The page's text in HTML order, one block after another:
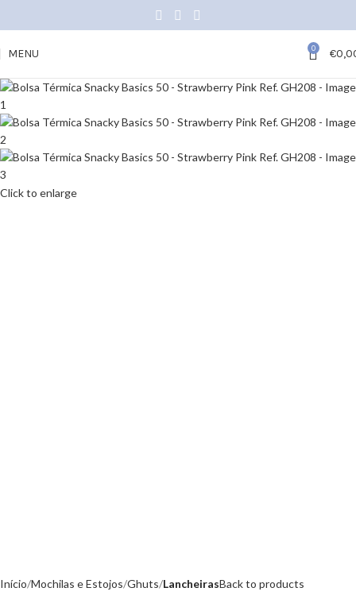
MENU 0 €
Click to enlarge
Início Mochilas e Estojos Ghuts LancheirasBack to products